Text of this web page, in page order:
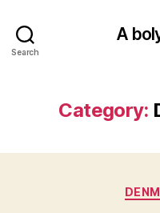
Search
A
Category: